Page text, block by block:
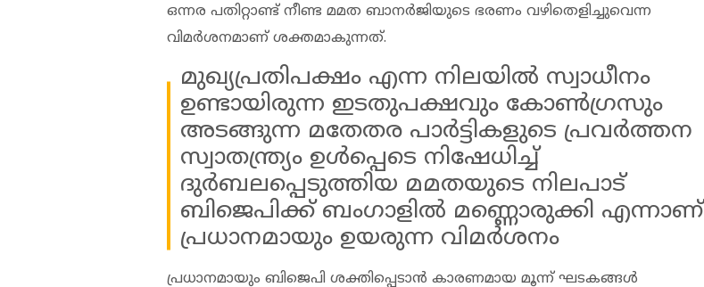
ഒന്നര പതിറ്റാണ്ട് നീണ്ട മമത ബാനർജിയുടെ ഭരണം വഴിതെളിച്ചുവെന്ന
വിമ‍ർശനമാണ് ശക്തമാകുന്നത്.
മുഖ്യപ്രതിപക്ഷം എന്ന നിലയിൽ സ്വാധീനം
ഉണ്ടായിരുന്ന ഇടതുപക്ഷവും കോൺ​ഗ്രസും
അടങ്ങുന്ന മതേതര പാ‍ർട്ടികളുടെ പ്രവ‍ർത്തന
സ്വാതന്ത്ര്യം ഉൾപ്പെടെ നിഷേധിച്ച്
ദുർബലപ്പെടുത്തിയ മമതയുടെ നിലപാട്
ബിജെപിക്ക് ബം​ഗാളിൽ മണ്ണൊരുക്കി എന്നാണ്
പ്രധാനമായും ഉയരുന്ന വിമർശനം
പ്രധാനമായും ബിജെപി ശക്തിപ്പെടാൻ കാരണമായ മൂന്ന് ഘടകങ്ങൾ